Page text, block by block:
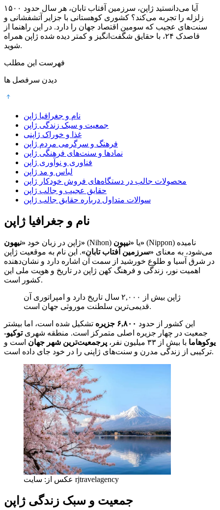
آیا می‌دانستید ژاپن، سرزمین آفتاب تابان، هر سال حدود ۱۵۰۰
زلزله را تجربه می‌کند؟ کشوری کوهستانی با جزایر آتشفشانی و
سنت‌های عجیب که سومین اقتصاد جهان را دارد. در این راهنما از
قاصدک ۲۴، با حقایق شگفت‌انگیز و کمتر دیده‌ شده ژاپن همراه
شوید.
فهرست این مطلب
دیدن سرفصل ها
نام و جغرافیا ژاپن
جمعیت و سبک زندگی ژاپن
غذا و خوراک ژاپنی
فرهنگ و سرگرمی مردم ژاپن
نمادها و سنت‌های فرهنگی ژاپن
فناوری و نوآوری ژاپن
لباس و مد ژاپن
محصولات جالب در دستگاه‌های فروش خودکار ژاپن
حقایق عجیب و جالب ژاپن
سوالات متداول درباره حقایق جالب ژاپن
نام و جغرافیا ژاپن
ژاپن در زبان خود«نیهون» (Nihon) یا«نیپون» (Nippon) نامیده
می‌شود، به معنای «سرزمین آفتاب تابان». این نام به موقعیت ژاپن
در شرق آسیا و طلوع خورشید از سمت آن اشاره دارد و نشان‌دهنده
اهمیت نور، زندگی و فرهنگ کهن ژاپن در تاریخ و هویت ملی این
کشور است.
ژاپن بیش از ۲,۰۰۰ سال تاریخ دارد و امپراتوری آن
قدیمی‌ترین سلطنت موروثی جهان است.
این کشور از حدود ۶,۸۰۰ جزیره
تشکیل شده است، اما بیشتر
جمعیت در چهار جزیره اصلی متمرکز است. منطقه شهریتوکیو-
یوکوهاما با بیش از ۳۳ میلیون نفر، پرجمعیت‌ترین شهر جهان است و
ترکیبی از زندگی مدرن و سنت‌های ژاپنی را در خود جای داده است.
عکس از: سایت rjtravelagency
جمعیت و سبک زندگی ژاپن